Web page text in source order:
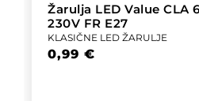
Žarulja LED Value CLA
230V FR E27
KLASIČNE LED ŽARULJE
0,99 €